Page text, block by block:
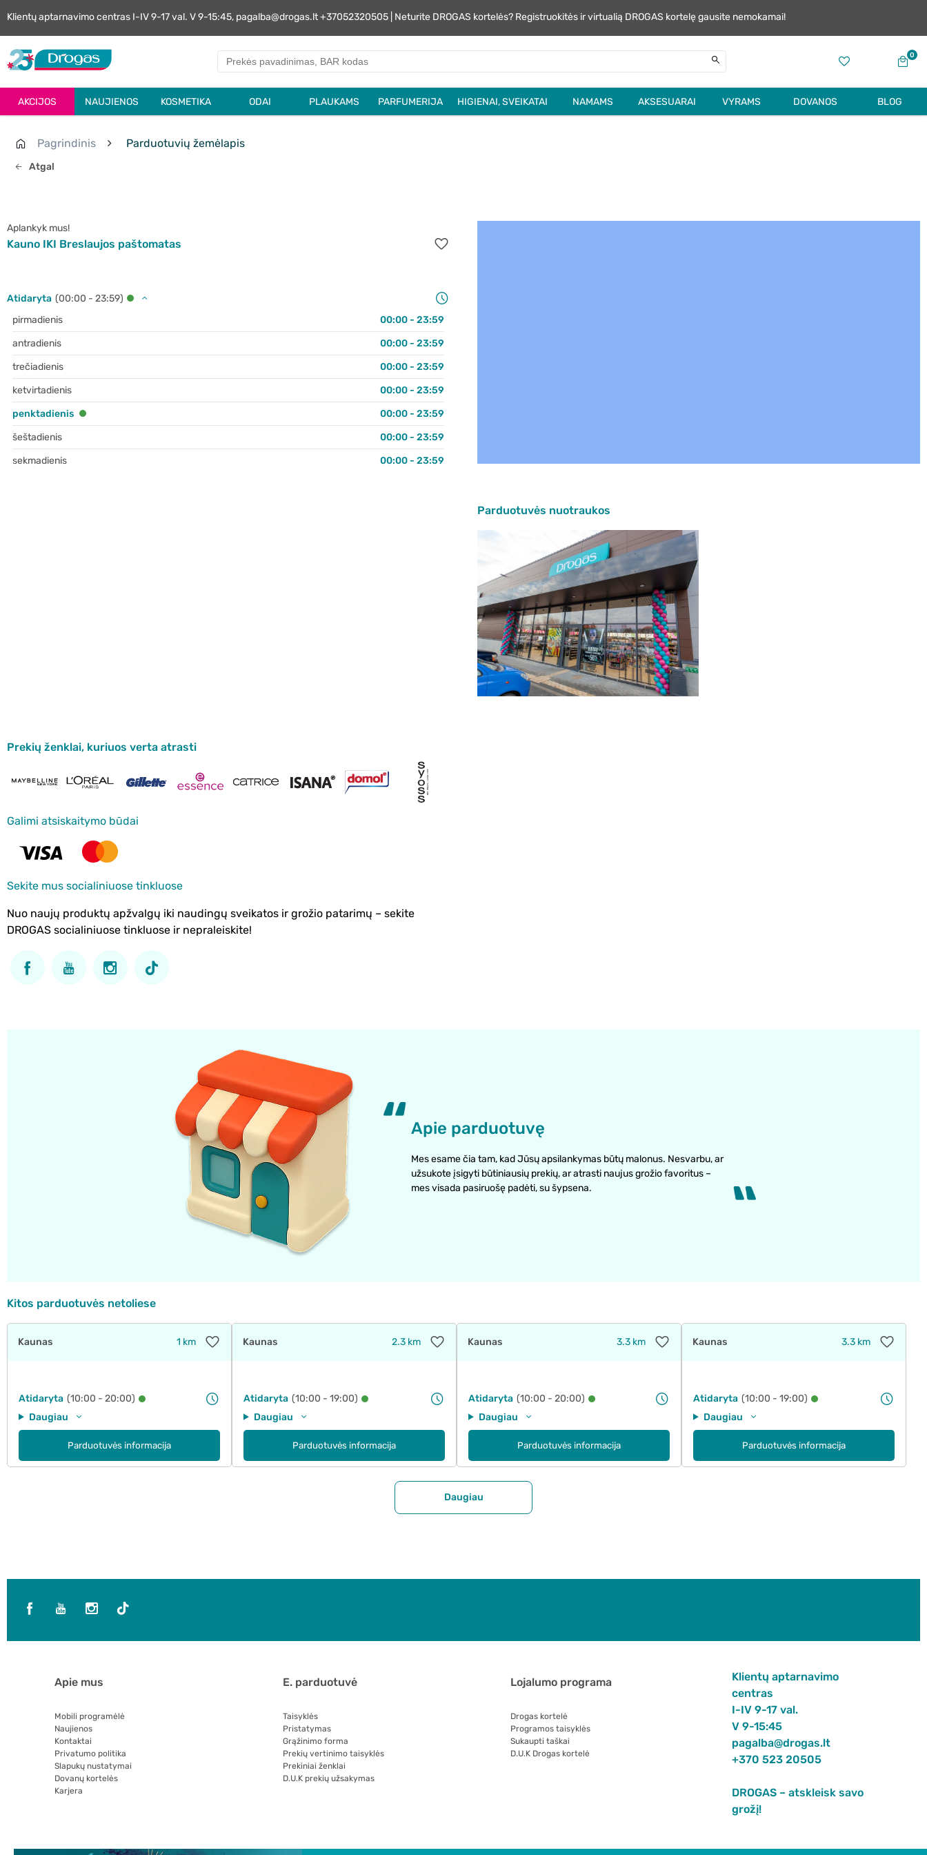
Klientų aptarnavimo centras I-IV 9-17 val. V 9-15:45, pagalba@drogas.lt +37052320505 | Neturite DROGAS kortelės? Registruokitės ir virtualią DROGAS kortelę gausite nemokamai!
0
AKCIJOS NAUJIENOS KOSMETIKA ODAI PLAUKAMS PARFUMERIJA HIGIENAI, SVEIKATAI NAMAMS AKSESUARAI VYRAMS DOVANOS BLOG
Atgal
Pagrindinis Parduotuvių žemėlapis
Aplankyk mus!
Kauno IKI Breslaujos paštomatas
Atidaryta (00:00 - 23:59)
pirmadienis
00:00 - 23:59
antradienis
00:00 - 23:59
trečiadienis
00:00 - 23:59
ketvirtadienis
00:00 - 23:59
penktadienis
00:00 - 23:59
šeštadienis
00:00 - 23:59
sekmadienis
00:00 - 23:59
Parduotuvės nuotraukos
Prekių ženklai, kuriuos verta atrasti
Galimi atsiskaitymo būdai
Sekite mus socialiniuose tinkluose
Nuo naujų produktų apžvalgų iki naudingų sveikatos ir grožio patarimų – sekite
DROGAS socialiniuose tinkluose ir nepraleiskite!
Apie parduotuvę
Mes esame čia tam, kad Jūsų apsilankymas būtų malonus. Nesvarbu, ar
užsukote įsigyti būtiniausių prekių, ar atrasti naujus grožio favoritus –
mes visada pasiruošę padėti, su šypsena.
Kitos parduotuvės netoliese
Kaunas 1 km
Atidaryta (10:00 - 20:00)
Daugiau
Parduotuvės informacija
Kaunas 2.3 km
Atidaryta (10:00 - 19:00)
Daugiau
Parduotuvės informacija
Kaunas 3.3 km
Atidaryta (10:00 - 20:00)
Daugiau
Parduotuvės informacija
Kaunas 3.3 km
Atidaryta (10:00 - 19:00)
Daugiau
Parduotuvės informacija
Daugiau
Apie mus
Mobili programėlė
Naujienos
Kontaktai
Privatumo politika
Slapukų nustatymai
Dovanų kortelės
Karjera
E. parduotuvė
Taisyklės
Pristatymas
Grąžinimo forma
Prekių vertinimo taisyklės
Prekiniai ženklai
D.U.K prekių užsakymas
Lojalumo programa
Drogas kortelė
Programos taisyklės
Sukaupti taškai
D.U.K Drogas kortelė
Klientų aptarnavimo
centras
I-IV 9-17 val.
V 9-15:45
pagalba@drogas.lt
+370 523 20505
DROGAS – atskleisk savo
grožį!